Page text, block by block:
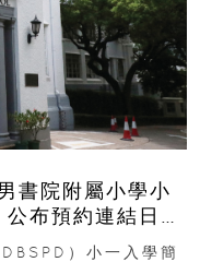
書院附屬小學小
布預約連結日期
）小一入學簡